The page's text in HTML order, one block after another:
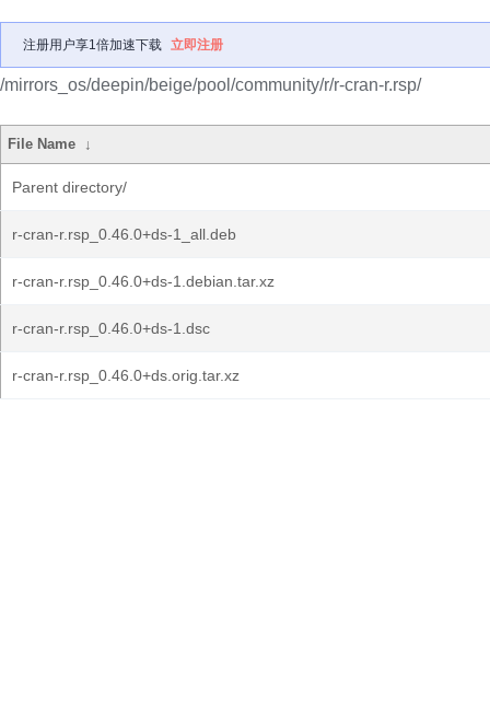
注册用户享1倍加速下载 立即注册
/mirrors_os/deepin/beige/pool/community/r/r-cran-r.rsp/
File Name ↓
Parent directory/
r-cran-r.rsp_0.46.0+ds-1_all.deb
r-cran-r.rsp_0.46.0+ds-1.debian.tar.xz
r-cran-r.rsp_0.46.0+ds-1.dsc
r-cran-r.rsp_0.46.0+ds.orig.tar.xz